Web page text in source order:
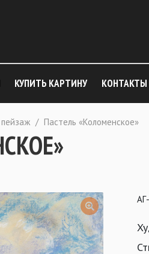
КУПИТЬ КАРТИНУ КОНТАКТЫ
/ Пастель «Коломенское»